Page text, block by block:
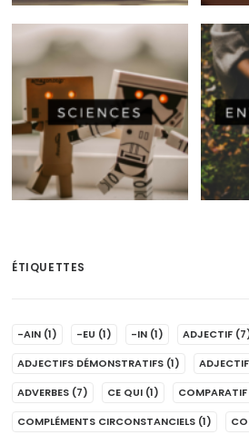
ÉTIQUETTES
-AIN (1) -EU (1) -IN (1) ADJECTIF
ADJECTIFS DÉMONSTRATIFS (1)
ADVERBES (7) CE QUI (1) COMPARATIF
COMPLÉMENTS CIRCONSTANCIELS (1)